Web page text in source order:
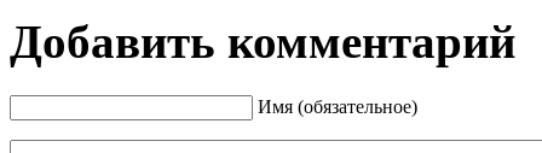
Добавить комментарий
Имя (обязательное)